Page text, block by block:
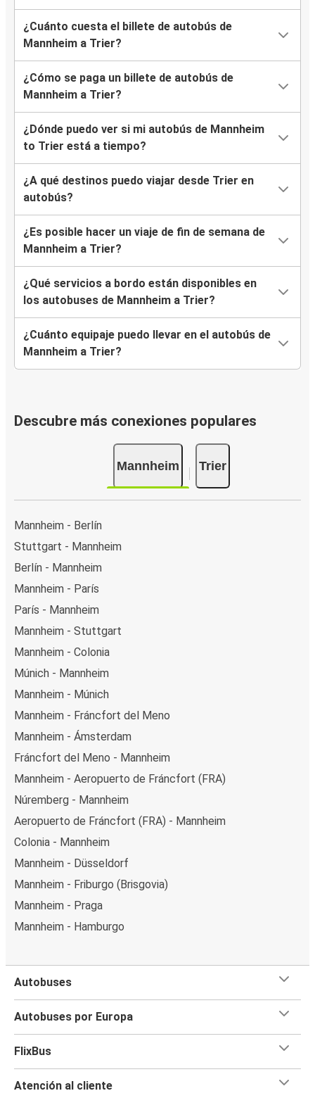
¿Cuánto cuesta el billete de autobús de
Mannheim a Trier?
¿Cómo se paga un billete de autobús de
Mannheim a Trier?
¿Dónde puedo ver si mi autobús de Mannheim
to Trier está a tiempo?
¿A qué destinos puedo viajar desde Trier en
autobús?
¿Es posible hacer un viaje de fin de semana de
Mannheim a Trier?
¿Qué servicios a bordo están disponibles en
los autobuses de Mannheim a Trier?
¿Cuánto equipaje puedo llevar en el autobús de
Mannheim a Trier?
Descubre más conexiones populares
Mannheim Trier
Mannheim - Berlín
Stuttgart - Mannheim
Berlín - Mannheim
Mannheim - París
París - Mannheim
Mannheim - Stuttgart
Mannheim - Colonia
Múnich - Mannheim
Mannheim - Múnich
Mannheim - Fráncfort del Meno
Mannheim - Ámsterdam
Fráncfort del Meno - Mannheim
Mannheim - Aeropuerto de Fráncfort (FRA)
Núremberg - Mannheim
Aeropuerto de Fráncfort (FRA) - Mannheim
Colonia - Mannheim
Mannheim - Düsseldorf
Mannheim - Friburgo (Brisgovia)
Mannheim - Praga
Mannheim - Hamburgo
Autobuses
Autobuses por Europa
FlixBus
Atención al cliente